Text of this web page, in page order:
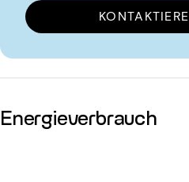
Energieverbrauch